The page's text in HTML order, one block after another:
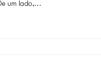
um lado,...